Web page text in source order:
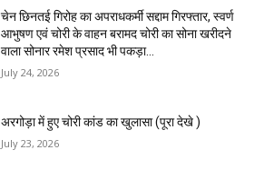
चेन छिनतई गिरोह का अपराधकर्मी सद्दाम गिरफ्तार, स्वर्ण
आभुषण एवं चोरी के वाहन बरामद चोरी का सोना खरीदने
वाला सोनार रमेश प्रसाद भी पकड़ा...
July 24, 2026
अरगोड़ा में हुए चोरी कांड का खुलासा (पूरा देखे )
July 23, 2026